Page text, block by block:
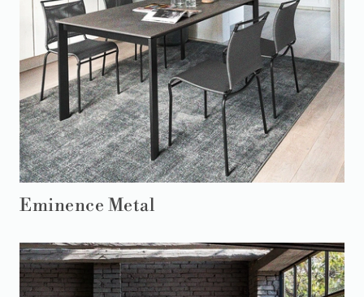
Eminence Metal